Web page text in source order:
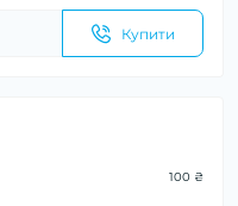
Купити
100 ₴